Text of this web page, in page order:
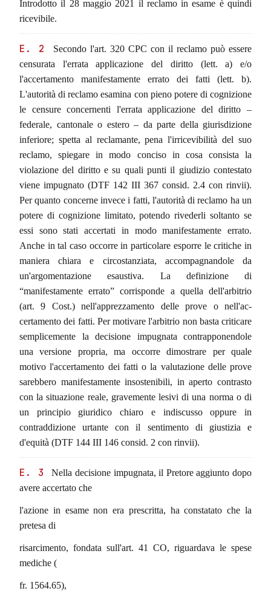
Introdotto il 28 maggio 2021 il reclamo in esame è quindi
ricevibile.
E. 2
Secondo l'art. 320 CPC con il reclamo può essere
censurata l'errata applicazione del diritto (lett. a) e/o
l'accertamento manifestamente errato dei fatti (lett. b).
L'autorità di reclamo esamina con pieno potere di cognizione
le censure concernenti l'errata applicazione del diritto –
federale, cantonale o estero – da parte della giurisdizione
inferiore; spetta al reclamante, pena l'irricevibilità del suo
reclamo, spiegare in modo conciso in cosa consista la
violazione del diritto e su quali punti il giudizio contestato
viene impugnato (DTF 142 III 367 consid. 2.4 con rinvii).
Per quanto concer­ne invece i fatti, l'autorità di reclamo ha un
potere di cognizione limitato, potendo rivederli soltanto se
essi sono stati accertati in modo manifestamente errato.
Anche in tal caso occorre in particolare esporre le critiche in
maniera chiara e circostanziata, accompagnandole da
un'argomentazione esaustiva. La definizio­ne di
“manifestamente errato” corrisponde a quella dell'arbitrio
(art. 9 Cost.) nell'apprezzamento delle prove o nell'ac­
certamento dei fatti. Per motivare l'arbitrio non basta criticare
semplicemente la decisione impugnata contrapponendole
una versione propria, ma occorre dimostrare per quale
motivo l'accertamento dei fatti o la valutazione delle prove
sarebbero manifestamente insostenibili, in aperto contrasto
con la situazio­ne reale, gravemente lesivi di una norma o di
un principio giuridico chiaro e indiscusso oppure in
contraddizione urtante con il sentimento di giustizia e
d'equità (DTF 144 III 146 consid. 2 con rinvii).
E. 3
Nella decisione impugnata, il Pretore aggiunto dopo
avere accertato che
l'azione in esame non era prescritta, ha constatato che la
pretesa di
risarcimento, fondata sull'art. 41 CO, riguardava le spese
mediche (
fr. 1564.65),